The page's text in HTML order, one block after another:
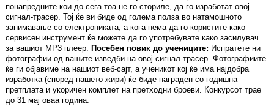
понапредните кои до сега тоа не го сториле, да го изработат овој
сигнал-трасер. Тој ќе ви биде од голема полза во натамошното
занимавање со електрониката, а кога нема да го користите како
сервисен инструмент ќе можете да го употребувате како засилувач
за вашиот MP3 плеер. Посебен повик до учениците: Испратете ни
фотографии од вашите изведби на овој сигнал-трасер. Фотографиите
ќе ги објавиме на нашиот веб-сајт, а ученикот кој ќе има најдобра
изработка (според нашето жири) ќе биде награден со годишна
претплата и укоричен комплет на претходни броеви. Конкурсот трае
до 31 мај оваа година.